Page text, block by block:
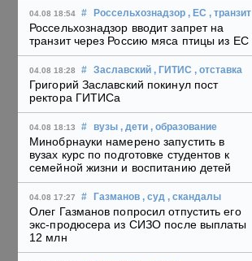
04.08 18:54 # Россельхознадзор , ЕС , транзит
Россельхознадзор вводит запрет на
транзит через Россию мяса птицы из ЕС
04.08 18:28 # Заславский , ГИТИС , отставка
Григорий Заславский покинул пост
ректора ГИТИСа
04.08 18:13 # вузы , дети , образование
Минобрнауки намерено запустить в
вузах курс по подготовке студентов к
семейной жизни и воспитанию детей
04.08 17:27 # Газманов , суд , скандалы
Олег Газманов попросил отпустить его
экс-продюсера из СИЗО после выплаты
12 млн